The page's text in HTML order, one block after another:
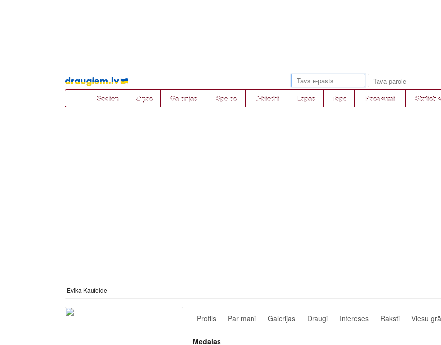
Pāriet
uz
saturu
Šodien Ziņas Galerijas Spēles D-biedri Lapas Tops Pasākumi
Evika Kaufelde
Profils Par mani Galerijas Draugi Intereses Raksti Viesu
Medaļas